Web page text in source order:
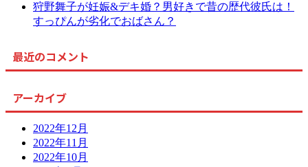
狩野舞子が妊娠&デキ婚？男好きで昔の歴代彼氏は！
すっぴんが劣化でおばさん？
最近のコメント
アーカイブ
2022年12月
2022年11月
2022年10月